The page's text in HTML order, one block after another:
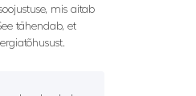
mis aitab
tähendab, et